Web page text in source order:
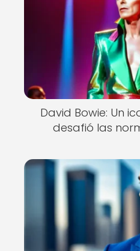
David Bowie: Un
desafió las